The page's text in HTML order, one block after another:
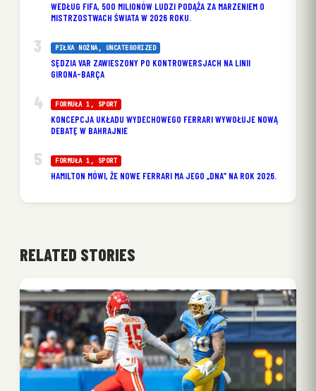
WEDŁUG FIFA, 500 MILIONÓW LUDZI PODĄŻA ZA MARZENIEM O
MISTRZOSTWACH ŚWIATA W 2026 ROKU.
PIŁKA NOŻNA, UNCATEGORIZED
SĘDZIA VAR ZAWIESZONY PO KONTROWERSJACH NA LINII
GIRONA-BARÇA
FORMUŁA 1 , SPORT
KONCEPCJA UKŁADU WYDECHOWEGO FERRARI WYWOŁUJE NOWĄ
DEBATĘ W BAHRAJNIE
FORMUŁA 1 , SPORT
HAMILTON MÓWI, ŻE NOWE FERRARI MA JEGO „DNA” NA ROK 2026.
RELATED STORIES